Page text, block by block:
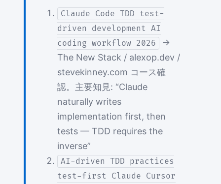
Claude Code TDD test-
driven development AI
coding workflow 2026
→
The New Stack / alexop.dev /
stevekinney.com コース確
認。主要知見: “Claude
naturally writes
implementation first, then
tests — TDD requires the
inverse”
AI-driven TDD practices
test-first Claude Cursor